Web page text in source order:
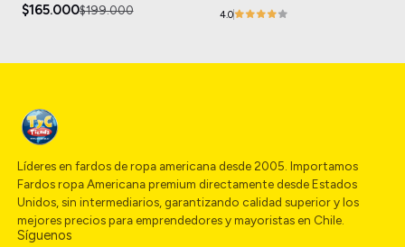
$165.000$199.000 4.0
Líderes en fardos de ropa americana desde 2005. Importamos
Fardos ropa Americana premium directamente desde Estados
Unidos, sin intermediarios, garantizando calidad superior y los
mejores precios para emprendedores y mayoristas en Chile.
Síguenos